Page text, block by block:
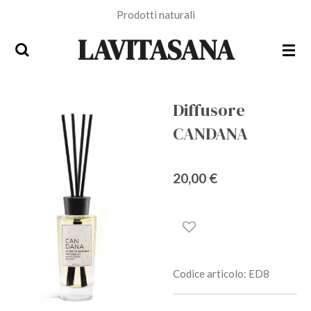
contenuto
LAVITASANA
Prodotti naturali
Diffusore
CANDANA
20,00 €
Codice articolo: ED8